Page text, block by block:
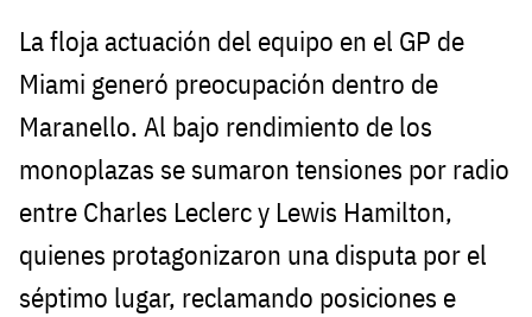
La floja actuación del equipo en el GP de
Miami generó preocupación dentro de
Maranello. Al bajo rendimiento de los
monoplazas se sumaron tensiones por radio
entre Charles Leclerc y Lewis Hamilton,
quienes protagonizaron una disputa por el
séptimo lugar, reclamando posiciones e